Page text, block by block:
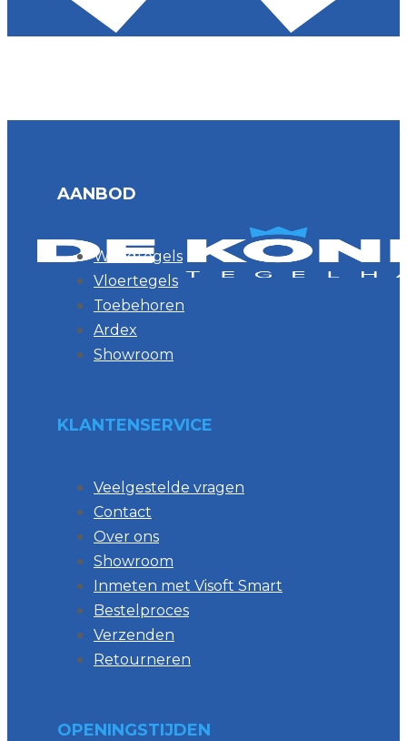
AANBOD
Wandtegels
Vloertegels
Toebehoren
Ardex
Showroom
KLANTENSERVICE
Veelgestelde vragen
Contact
Over ons
Showroom
Inmeten met Visoft Smart
Bestelproces
Verzenden
Retourneren
OPENINGSTIJDEN